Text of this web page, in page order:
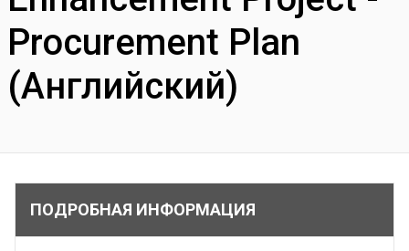
Procurement Plan
(Английский)
ПОДРОБНАЯ ИНФОРМАЦИЯ